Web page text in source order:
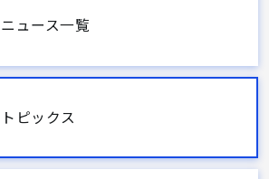
ニュース一覧
トピックス